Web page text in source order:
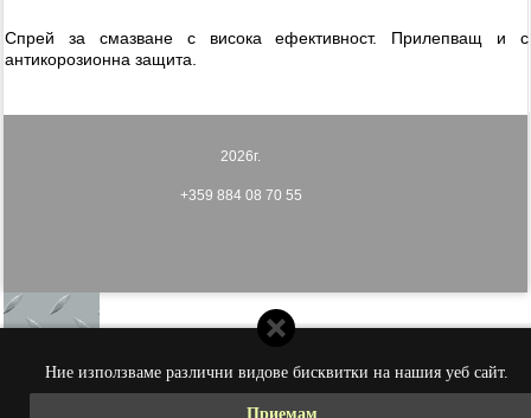
Ние използваме различни видове бисквитки на нашия уеб сайт.
Приемам
Спрей за смазване с висока ефективност. Прилепващ и с
антикорозионна защита.
2026г.
+359 884 08 70 55